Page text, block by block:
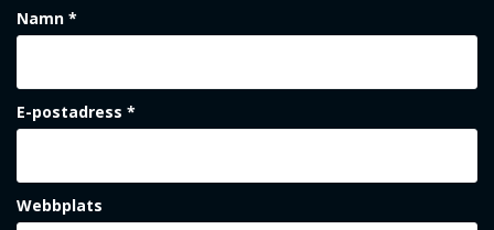
Namn *
E-postadress *
Webbplats